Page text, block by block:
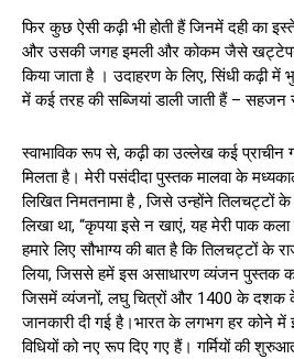
फिर कुछ ऐसी कढ़ी भी होती हैं जिनमें दही का
और उसकी जगह इमली और कोकम जैसे खट्टेपन
किया जाता है । उदाहरण के लिए, सिंधी कढ़ी
में कई तरह की सब्जियां डाली जाती हैं –
स्वाभाविक रूप से, कढ़ी का उल्लेख कई प्राचीन
मिलता है। मेरी पसंदीदा पुस्तक मालवा के
लिखित निमतनामा है , जिसे उन्होंने तिलचट्टों
लिखा था, “कृपया इसे न खाएं, यह मेरी पाक
हमारे लिए सौभाग्य की बात है कि तिलचट्टों के
लिया, जिससे हमें इस असाधारण व्यंजन पुस्तक
जिसमें व्यंजनों, लघु चित्रों और 1400 के दशक
जानकारी दी गई है।भारत के लगभग हर कोने में
विधियों को नए रूप दिए गए हैं। गर्मियों की